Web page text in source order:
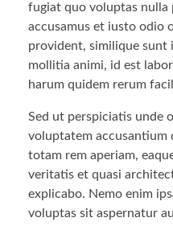
fugiat quo voluptas nulla
accusamus et iusto odio
provident, similique sunt
mollitia animi, id est
harum quidem rerum
Sed ut perspiciatis unde
voluptatem accusantium
totam rem aperiam,
veritatis et quasi
explicabo. Nemo enim
voluptas sit aspernatur